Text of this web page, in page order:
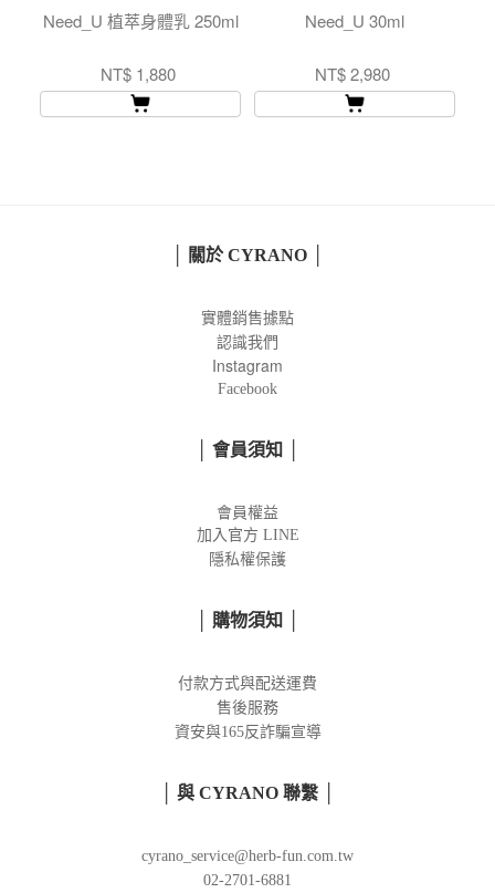
Need_U 植萃身體乳 250ml
NT$ 1,880
Need_U 30ml
NT$ 2,980
│ 關於 CYRANO │
實體銷售據點
認識我們
Instagram
Facebook
│ 會員須知 │
會員權益
加入官方 LINE
隱私權保護
│ 購物須知 │
付款方式與配送運費
售後服務
資安與165反詐騙宣導
│ 與 CYRANO 聯繫 │
cyrano_service@herb-fun.com.tw
02-2701-6881